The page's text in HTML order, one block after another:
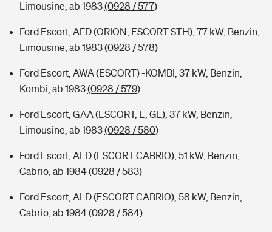
Limousine, ab 1983(0928 / 577)
Ford Escort, AFD (ORION, ESCORT STH), 77 kW, Benzin,
Limousine, ab 1983(0928 / 578)
Ford Escort, AWA (ESCORT) -KOMBI, 37 kW, Benzin,
Kombi, ab 1983(0928 / 579)
Ford Escort, GAA (ESCORT, L, GL), 37 kW, Benzin,
Limousine, ab 1983(0928 / 580)
Ford Escort, ALD (ESCORT CABRIO), 51 kW, Benzin,
Cabrio, ab 1984(0928 / 583)
Ford Escort, ALD (ESCORT CABRIO), 58 kW, Benzin,
Cabrio, ab 1984(0928 / 584)